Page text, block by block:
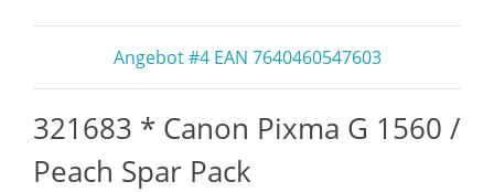
Angebot #4 EAN 7640460547603
321683 * Canon Pixma G 1560 /
Peach Spar Pack